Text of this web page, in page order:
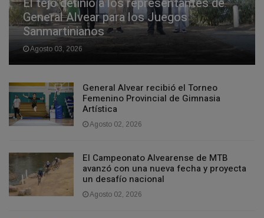
El tejo definió a los representantes de
General Alvear para los Juegos
Sanmartinianos
Agosto 03, 2026
General Alvear recibió el Torneo
Femenino Provincial de Gimnasia
Artística
Agosto 02, 2026
El Campeonato Alvearense de MTB
avanzó con una nueva fecha y proyecta
un desafío nacional
Agosto 02, 2026